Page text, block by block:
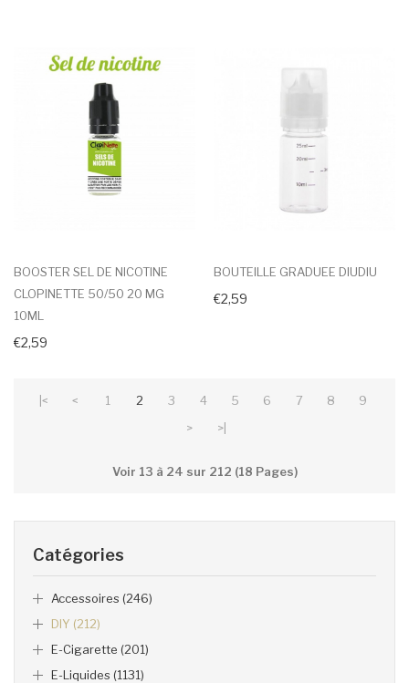
Catégories
Accessoires (246)
DIY (212)
E-Cigarette (201)
E-Liquides (1131)
BOOSTER SEL DE NICOTINE
CLOPINETTE 50/50 20 MG
10ML
€2,59
BOUTEILLE GRADUEE DIUDIU
€2,59
|< < 1 2 3 4 5 6 7 8
9
>
>|
Voir 13 à 24 sur 212 (18 Pages)